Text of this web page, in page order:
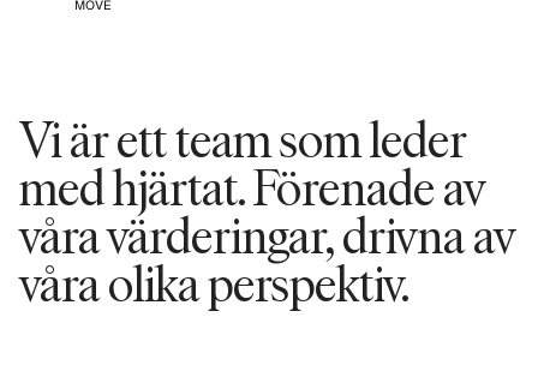
MOVE
Vi är ett team som leder
med hjärtat. Förenade av
våra värderingar, drivna av
våra olika perspektiv.